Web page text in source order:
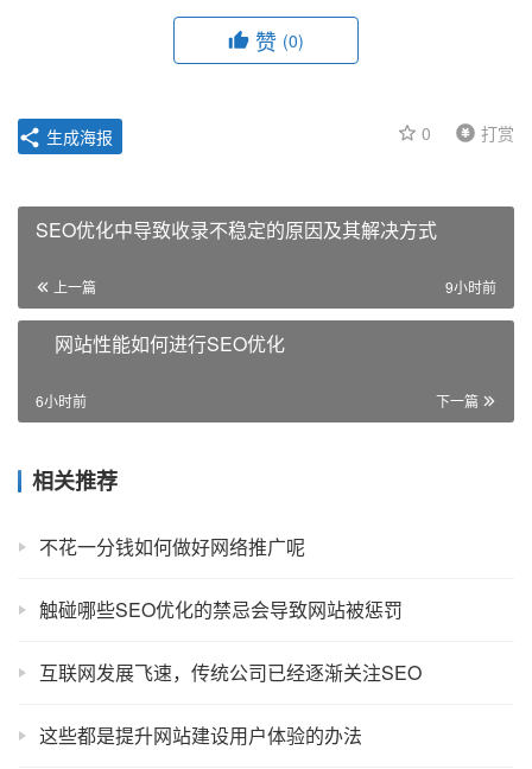
赞 (0)
0 打赏
生成海报
SEO优化中导致收录不稳定的原因及其解决方式
上一篇 9小时前
网站性能如何进行SEO优化
下一篇
6小时前
相关推荐
不花一分钱如何做好网络推广呢
触碰哪些SEO优化的禁忌会导致网站被惩罚
互联网发展飞速，传统公司已经逐渐关注SEO
这些都是提升网站建设用户体验的办法